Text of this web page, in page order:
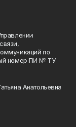
по
номер ПИ № ТУ
Анатольевна